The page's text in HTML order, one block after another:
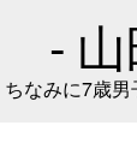
- 山
なみに7歳男